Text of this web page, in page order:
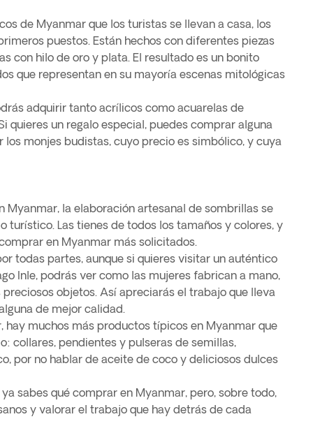
de Myanmar que los turistas se llevan a casa, los
puestos. Están hechos con diferentes piezas
con hilo de oro y plata. El resultado es un bonito
que representan en su mayoría escenas mitológicas
adquirir tanto acrílicos como acuarelas de
quieres un regalo especial, puedes comprar alguna
los monjes budistas, cuyo precio es simbólico, y cuya
Myanmar, la elaboración artesanal de sombrillas se
turístico. Las tienes de todos los tamaños y colores, y
en Myanmar más solicitados.
todas partes, aunque si quieres visitar un auténtico
Inle, podrás ver como las mujeres fabrican a mano,
objetos. Así apreciarás el trabajo que lleva
de mejor calidad.
hay muchos más productos típicos en Myanmar que
collares, pendientes y pulseras de semillas,
por no hablar de aceite de coco y deliciosos dulces
sabes qué comprar en Myanmar, pero, sobre todo,
y valorar el trabajo que hay detrás de cada